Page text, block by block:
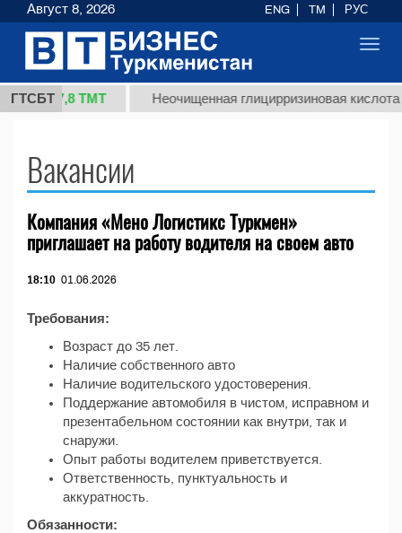
ГТСБТ
(кг.) 37,8 ТМТ Неочищенная глицирризиновая кислота
Вакансии
Компания «Мено Логистикс Туркмен»
приглашает на работу водителя на своем авто
18:10 01.06.2026
Требования:
Возраст до 35 лет.
Наличие собственного авто
Наличие водительского удостоверения.
Поддержание автомобиля в чистом, исправном и
презентабельном состоянии как внутри, так и
снаружи.
Опыт работы водителем приветствуется.
Ответственность, пунктуальность и
аккуратность.
Обязанности:
Август 8, 2026 ENG TM РУС